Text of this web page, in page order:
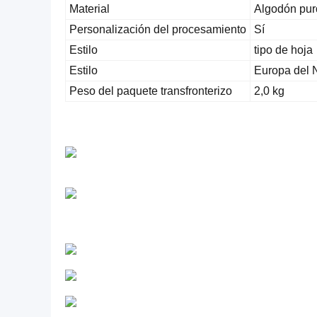
Material
Algodón
Personalización del procesamiento
Sí
Estilo
tipo de hoja
Estilo
Europa del
Peso del paquete transfronterizo
2,0 kg